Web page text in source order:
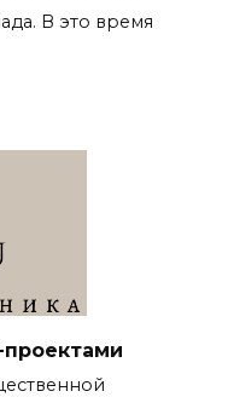
В это время
проектами